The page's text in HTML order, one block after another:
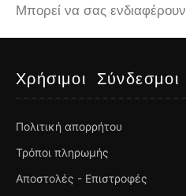
Μπορεί να σας ενδιαφέρουν
Χρήσιμοι Σύνδεσμοι
Πολιτική απορρήτου
Τρόποι πληρωμής
Αποστολές - Επιστροφές